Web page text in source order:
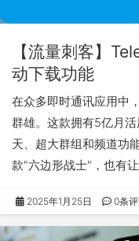
【流量刺客】
动下载功能
在众多即时通讯应用中
群雄。这款拥有5亿月
天、超大群组和频道功
款"六边形战士"，也有
2025年1月25日 0条